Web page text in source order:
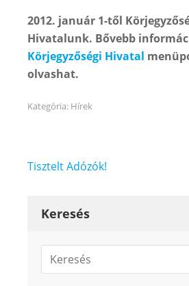
2012. január 1-től
Hivatalunk. Bővebb
Körjegyzőségi Hivatal
olvashat.
Kategória: Hírek
Bejegyzés
Tisztelt Adózók!
Keresés